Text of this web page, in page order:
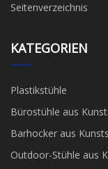
Seitenverzeichnis
KATEGORIEN
Plastikstühle
Bürostühle aus
Barhocker aus
Outdoor-Stühle aus